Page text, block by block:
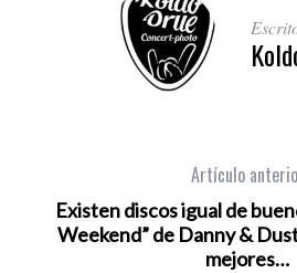
Artículo
Existen discos igual de
Weekend” de Danny &
mejores…